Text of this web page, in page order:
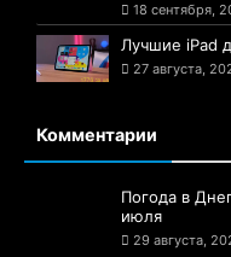
18 сентября,
Лучшие iPad
27 августа,
Комментарии
Погода в
июля
29 августа,